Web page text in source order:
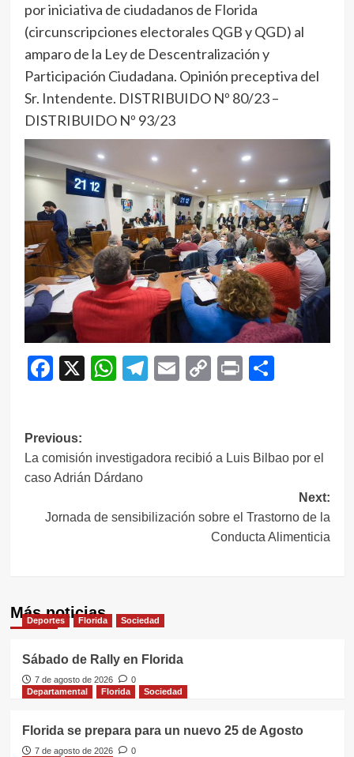
por iniciativa de ciudadanos de Florida
(circunscripciones electorales QGB y QGD) al
amparo de la Ley de Descentralización y
Participación Ciudadana. Opinión preceptiva del
Sr. Intendente. DISTRIBUIDO Nº 80/23 –
DISTRIBUIDO Nº 93/23
Facebook
X WhatsApp
Telegram
EmailCopy
Print
Navegación
de
Previous:
La comisión investigadora recibió a Luis Bilbao por el
caso Adrián Dárdano
Next:
Jornada de sensibilización sobre el Trastorno de la
Conducta Alimenticia
Más noticias
Deportes Florida Sociedad
Sábado de Rally en Florida
7 de agosto de 2026
0
Departamental
Florida Sociedad
Florida se prepara para un nuevo 25 de Agosto
7 de agosto de 2026
0